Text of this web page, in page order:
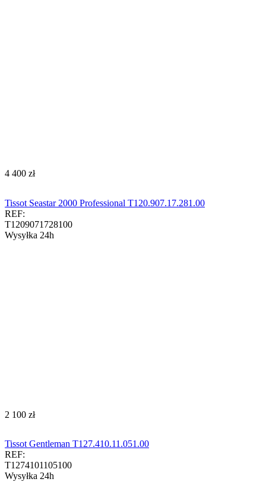
‍4 400‍ zł
Tissot Seastar 2000 Professional T120.907.17.281.00
REF:
T1209071728100
Wysyłka 24h
‍2 100‍ zł
Tissot Gentleman T127.410.11.051.00
REF:
T1274101105100
Wysyłka 24h